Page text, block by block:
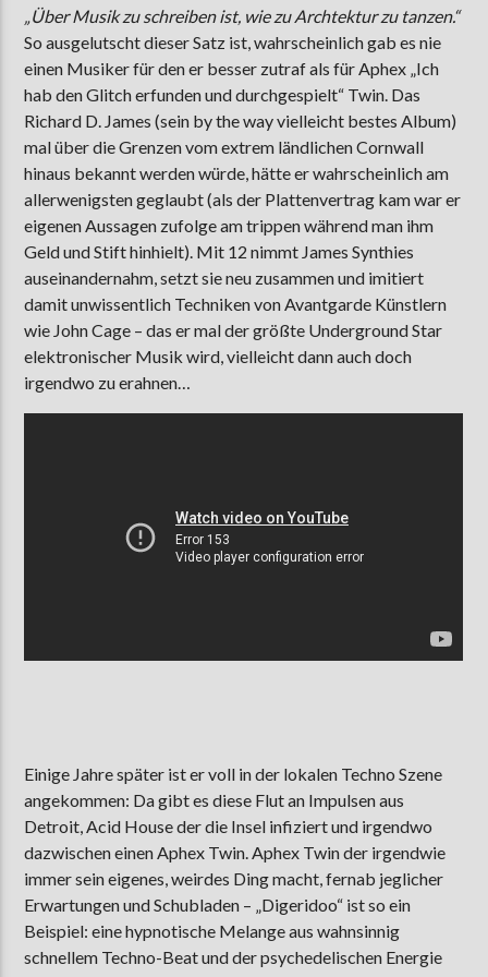
„Über Musik zu schreiben ist, wie zu Archtektur zu tanzen.“
So ausgelutscht dieser Satz ist, wahrscheinlich gab es nie
einen Musiker für den er besser zutraf als für Aphex „Ich
hab den Glitch erfunden und durchgespielt“ Twin. Das
Richard D. James (sein by the way vielleicht bestes Album)
mal über die Grenzen vom extrem ländlichen Cornwall
hinaus bekannt werden würde, hätte er wahrscheinlich am
allerwenigsten geglaubt (als der Plattenvertrag kam war er
eigenen Aussagen zufolge am trippen während man ihm
Geld und Stift hinhielt). Mit 12 nimmt James Synthies
auseinandernahm, setzt sie neu zusammen und imitiert
damit unwissentlich Techniken von Avantgarde Künstlern
wie John Cage – das er mal der größte Underground Star
elektronischer Musik wird, vielleicht dann auch doch
irgendwo zu erahnen…
Einige Jahre später ist er voll in der lokalen Techno Szene
angekommen: Da gibt es diese Flut an Impulsen aus
Detroit, Acid House der die Insel infiziert und irgendwo
dazwischen einen Aphex Twin. Aphex Twin der irgendwie
immer sein eigenes, weirdes Ding macht, fernab jeglicher
Erwartungen und Schubladen – „Digeridoo“ ist so ein
Beispiel: eine hypnotische Melange aus wahnsinnig
schnellem Techno-Beat und der psychedelischen Energie